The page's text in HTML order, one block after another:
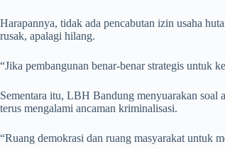
Harapannya, tidak ada pencabutan izin usaha
rusak, apalagi hilang.
“Jika pembangunan benar-benar strategis untuk
Sementara itu, LBH Bandung menyuarakan soal
terus mengalami ancaman kriminalisasi.
“Ruang demokrasi dan ruang masyarakat untuk